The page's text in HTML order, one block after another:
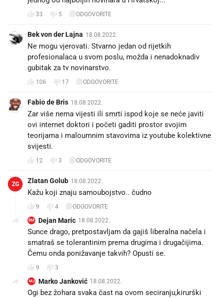
33 5 ODGOVORITE
Bek von der Lajna 18.08.2022.
Ne mogu vjerovati. Stvarno jedan od rijetkih
profesionalaca u svom poslu, možda i nenadoknadiv
gubitak za tv novinarstvo.
106 17 ODGOVORITE
Fabio de Bris 18.08.2022.
Zar više nema vijesti ili smrti ispod koje se neće javiti
ovi internet doktori i početi gaditi prostor svojim
teorijama i maloumnim stavovima iz youtube kolektivne
svijesti.
12 3 ODGOVORITE
ZG Zlatan Golub 18.08.2022.
Kažu koji znaju samoubojstvo.. čudno
9 4 ODGOVORITE
DM Dejan Maric 18.08.2022.
Sunce drago, pretpostavljam da gajiš liberalna načela i
smatraš se tolerantinim prema drugima i drugačijima.
Čemu onda ponižavanje takvih? Opusti se.
9 3
MJ Marko Janković 18.08.2022.
Ogi bez žohara svaka čast na ovom seciranju,kirurški